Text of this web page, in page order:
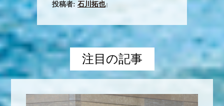
投稿者: 石川拓也|
注目の記事